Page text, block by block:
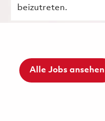
beizutreten.
Alle Jobs ansehen